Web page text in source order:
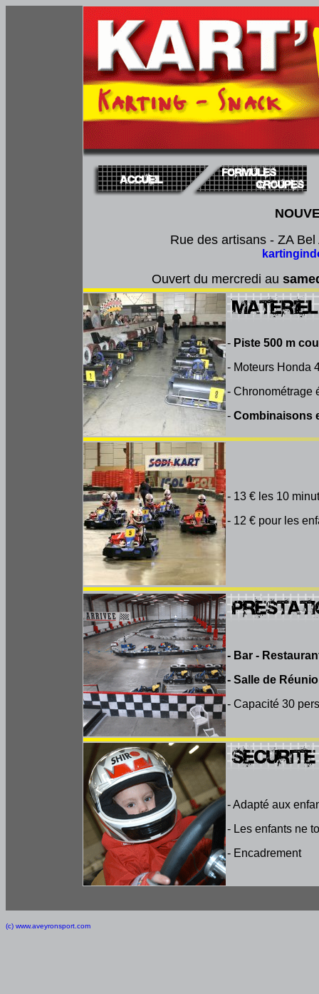
Rue des artisans - ZA
Ouvert du mercredi au
- Piste 500 m
- Moteurs Honda
- Chronométrage
- Combinaisons
- 13 € les 10
- 12 € pour les
- Bar -
- Salle de
- Capacité 30
- Adapté aux
- Les enfants ne
- Encadrement
(c) www.aveyronsport.com